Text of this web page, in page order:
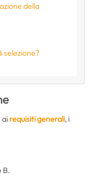
della
selezione?
ai requisiti generali, i
B.